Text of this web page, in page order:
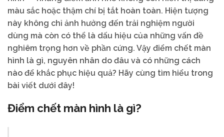
màu sắc hoặc thậm chí bị tắt hoàn toàn. Hiện tượng
này không chỉ ảnh hưởng đến trải nghiệm người
dùng mà còn có thể là dấu hiệu của những vấn đề
nghiêm trọng hơn về phần cứng. Vậy điểm chết màn
hình là gì, nguyên nhân do đâu và có những cách
nào để khắc phục hiệu quả? Hãy cùng tìm hiểu trong
bài viết dưới đây!
Điểm chết màn hình là gì?